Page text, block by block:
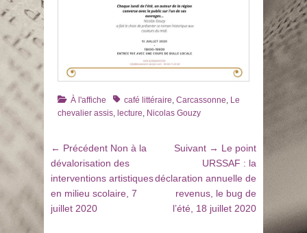
Catégories
À l'affiche Tagscafé littéraire Carcassonne Le
chevalier assis lecture Nicolas Gouzy
Navigation
de
l’article
← Précédent Article
précédent
:
Non à la
dévalorisation des
interventions artistiques
en milieu scolaire, 7
juillet 2020
Suivant → Article
suivant
:
Le point
URSSAF : la
déclaration annuelle de
revenus, le bug de
l’été, 18 juillet 2020